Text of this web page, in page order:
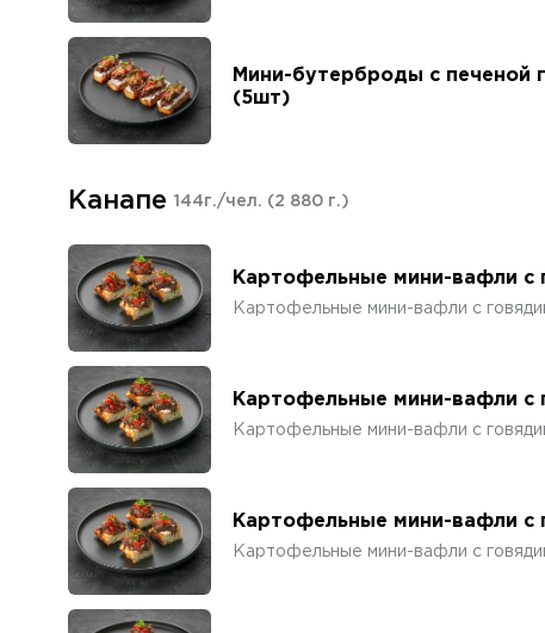
Мини-бутерброды с печеной
(5шт)
Канапе 144г./чел. (2 880 г.)
Картофельные мини-вафли с
Картофельные мини-вафли с
Картофельные мини-вафли с
Картофельные мини-вафли с
Картофельные мини-вафли с
Картофельные мини-вафли с